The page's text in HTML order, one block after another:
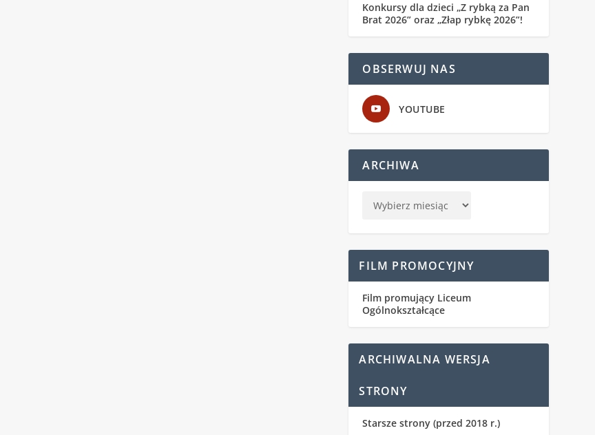
Konkursy dla dzieci „Z rybką za Pan
Brat 2026” oraz „Złap rybkę 2026”!
OBSERWUJ NAS
YOUTUBE
ARCHIWA
FILM PROMOCYJNY
Film promujący Liceum
Ogólnokształcące
ARCHIWALNA WERSJA
STRONY
Starsze strony (przed 2018 r.)